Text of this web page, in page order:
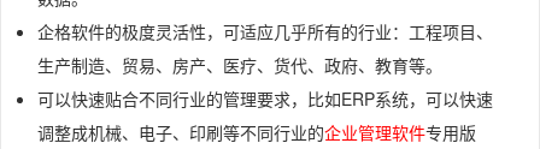
企格软件的极度灵活性，可适应几乎所有的行业：工程项目、
生产制造、贸易、房产、医疗、货代、政府、教育等。
可以快速贴合不同行业的管理要求，比如ERP系统，可以快速
调整成机械、电子、印刷等不同行业的企业管理软件专用版